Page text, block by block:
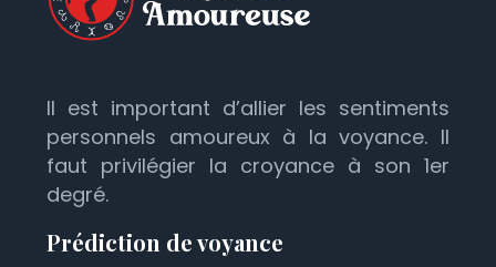
Il est important d’allier les sentiments
personnels amoureux à la voyance. Il
faut privilégier la croyance à son 1er
degré.
Prédiction de voyance